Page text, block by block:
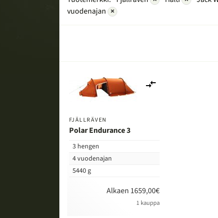
vuodenajan ×
FJÄLLRÄVEN
Polar Endurance 3
3 hengen
4 vuodenajan
5440 g
Alkaen 1659,00€
1 kauppa